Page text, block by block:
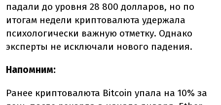
падали до уровня 28 800 долларов, но по
итогам недели криптовалюта удержала
психологически важную отметку. Однако
эксперты не исключали нового падения.
Напомним:
Ранее криптовалюта Bitcoin упала на 10% за